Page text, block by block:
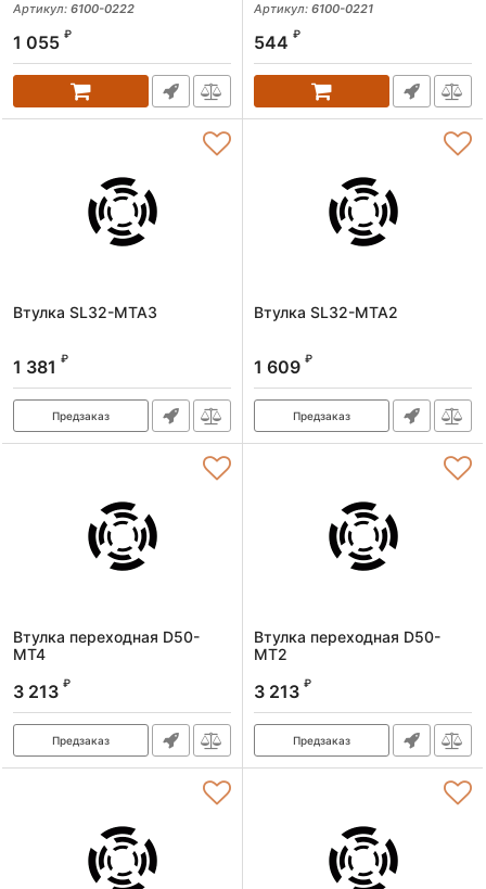
Артикул: 6100-0222
1 055 ₽
Артикул: 6100-0221
544 ₽
Втулка SL32-MTA3
1 381 ₽
Предзаказ
Втулка SL32-MTA2
1 609 ₽
Предзаказ
Втулка переходная D50-
MT4
Артикул:
3 213 ₽
Предзаказ
Втулка переходная D50-
MT2
Артикул:
3 213 ₽
Предзаказ